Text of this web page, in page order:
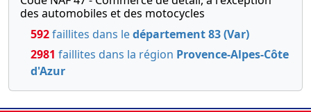
des automobiles et des motocycles
592faillites dans ledépartement 83 (Var)
2981 faillites dans la région Provence-Alpes-Côte
d'Azur